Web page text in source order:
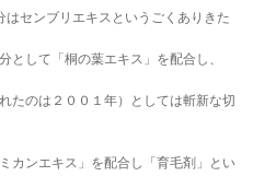
センブリエキスというごくありきた
として「桐の葉エキス」を配合し、
たのは２００１年）としては斬新な切
カンエキス」を配合し「育毛剤」とい